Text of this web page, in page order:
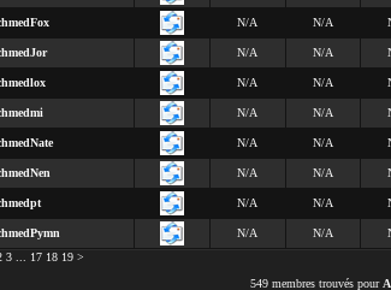
N/A N/A
N/A N/A
N/A N/A
N/A N/A
N/A N/A
N/A N/A
N/A N/A
N/A N/A
3... 17 18 19 >
549 membres trouvés pour A